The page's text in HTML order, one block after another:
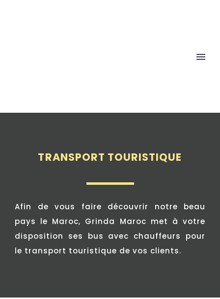
TRANSPORT TOURISTIQUE
Afin de vous faire découvrir notre beau
pays le Maroc, Grinda Maroc met à votre
disposition ses bus avec chauffeurs pour
le transport touristique de vos clients.